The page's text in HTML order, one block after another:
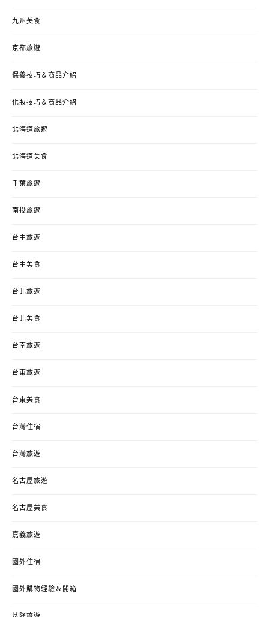
九州美食
京都旅遊
保養技巧＆商品介紹
化妝技巧＆商品介紹
北海道旅遊
北海道美食
千葉旅遊
南投旅遊
台中旅遊
台中美食
台北旅遊
台北美食
台南旅遊
台東旅遊
台東美食
台灣住宿
台灣旅遊
名古屋旅遊
名古屋美食
嘉義旅遊
國外住宿
國外購物經驗＆開箱